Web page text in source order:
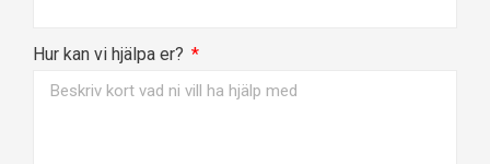
Hur kan vi hjälpa er?